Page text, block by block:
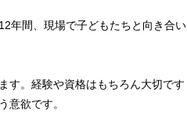
年間、現場で子どもたちと向き合い
す。経験や資格はもちろん大切です
意欲です。